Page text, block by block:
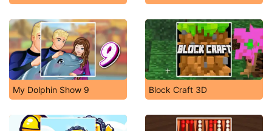
My Dolphin Show 9 Block Craft 3D